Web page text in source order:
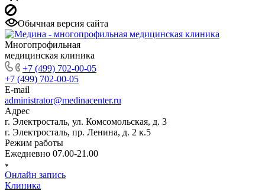
Обычная версия сайта
Многопрофильная
медицинская клиника
+7 (499) 702-00-05
+7 (499) 702-00-05
E-mail
administrator@medinacenter.ru
Адрес
г. Электросталь, ул. Комсомольская, д. 3
г. Электросталь, пр. Ленина, д. 2 к.5
Режим работы
Ежедневно 07.00-21.00
Онлайн запись
Клиника